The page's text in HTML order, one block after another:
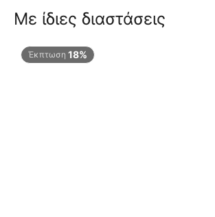
Με ίδιες διαστάσεις
Έκπτωση 18%